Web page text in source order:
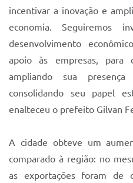
incentivar a inovação e
economia. Seguiremos
desenvolvimento
apoio às empresas, para
ampliando sua
consolidando seu papel
enalteceu o prefeito Gilvan
A cidade obteve um
comparado à região: no
as exportações foram de